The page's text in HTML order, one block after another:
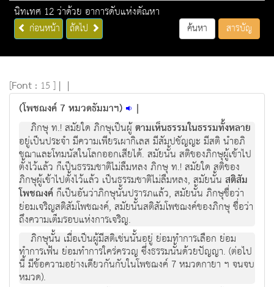
นิทเทศ 12 ว่าด้วย อาการดับแห่งตัณหา
ก่อนหน้า ถัดไป ค้นหา สารบัญ
[Font : 15 ] | |
(โพชฌงค์ 7 หมวดธัมมาฯ) |
ภิกษุ ท.! สมัยใด ภิกษุเป็นผู้ตามเห็นธรรมในธรรมทั้งหลาย
อยู่เป็นประจำ มีความเพียรเผากิเลส มีสัมปชัญญะ มีสติ นำอภิ
ชฌาและโทมนัสในโลกออกเสียได้. สมัยนั้น สติของภิกษุผู้เข้าไป
ตั้งไว้แล้ว ก็เป็นธรรมชาติไม่ลืมหลง ภิกษุ ท.! สมัยใด สติของ
ภิกษุผู้เข้าไปตั้งไว้แล้ว เป็นธรรมชาติไม่ลืมหลง, สมัยนั้น สติสัม
โพชฌงค์ ก็เป็นอันว่าภิกษุนั้นปรารภแล้ว, สมัยนั้น ภิกษุชื่อว่า
ย่อมเจริญสติสัมโพชฌงค์, สมัยนั้นสติสัมโพชฌงค์ของภิกษุ ชื่อว่า
ถึงความเต็มรอบแห่งการเจริญ.
ภิกษุนั้น เมื่อเป็นผู้มีสติเช่นนั้นอยู่ ย่อมทำการเลือก ย่อม
ทำการเฟ้น ย่อมทำการใคร่ครวญ ซึ่งธรรมนั้นด้วยปัญญา. (ต่อไป
นี้ มีข้อความอย่างเดียวกันกับในโพชฌงค์ 7 หมวดกายา ฯ จนจบ
หมวด).